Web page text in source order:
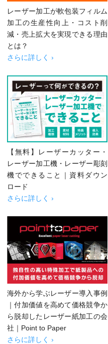
レーザー加工が軟包装フィルム
加工の生産性向上・コスト削
減・売上拡大を実現できる理由
とは？
さらに詳しく ›
【無料】レーザーカッター・
レーザー加工機・レーザー彫刻
機でできること｜資料ダウン
ロード
さらに詳しく ›
海外から学ぶレーザー導入事例
｜付加価値を高めて価格競争か
ら脱却したレーザー紙加工の会
社｜Point to Paper
さらに詳しく ›